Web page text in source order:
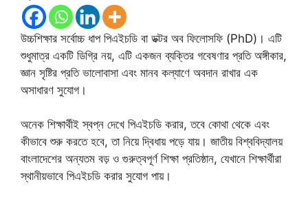
উচ্চশিক্ষার সর্বোচ্চ ধাপ পিএইচডি বা ডক্টর অব ফিলোসফি (PhD)। এটি
শুধুমাত্র একটি ডিগ্রি নয়, এটি একজন ব্যক্তির গবেষণার প্রতি অঙ্গীকার,
জ্ঞান সৃষ্টির প্রতি ভালোবাসা এবং মানব কল্যাণে অবদান রাখার এক
অসাধারণ সুযোগ।
অনেক শিক্ষার্থীই স্বপ্ন দেখে পিএইচডি করার, তবে কোথা থেকে এবং
কীভাবে শুরু করতে হবে, তা নিয়ে দ্বিধায় পড়ে যায়। জাতীয় বিশ্ববিদ্যালয়
বাংলাদেশের অন্যতম বড় ও গুরুত্বপূর্ণ শিক্ষা প্রতিষ্ঠান, যেখানে শিক্ষার্থীরা
স্থানীয়ভাবে পিএইচডি করার সুযোগ পায়।